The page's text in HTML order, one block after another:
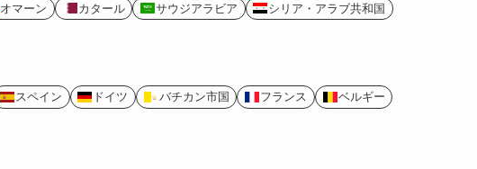
オマーン カタール サウジアラビア
シリア・アラブ共和国
スペイン ドイツ バチカン市国 フランス
ベルギー